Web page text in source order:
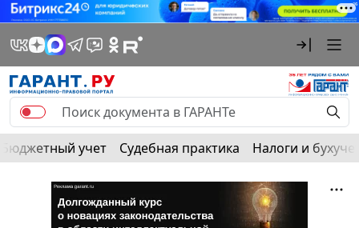
Бюджетный учет Судебная практика Налоги и